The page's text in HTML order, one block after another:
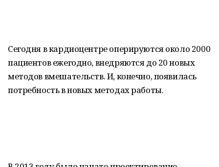
Сегодня в кардиоцентре оперируются около 2000
пациентов ежегодно, внедряются до 20 новых
методов вмешательств. И, конечно, появилась
потребность в новых методах работы.